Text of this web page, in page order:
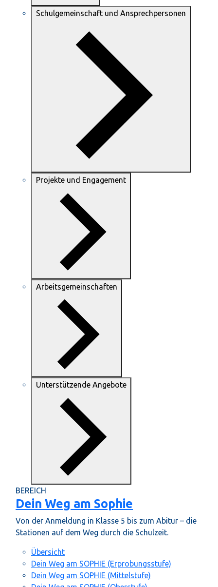
Schulgemeinschaft und Ansprechpersonen
Projekte und Engagement
Arbeitsgemeinschaften
Unterstützende Angebote
BEREICH
Dein Weg am Sophie
Von der Anmeldung in Klasse 5 bis zum Abitur – die
Stationen auf dem Weg durch die Schulzeit.
Übersicht
Dein Weg am SOPHIE (Erprobungsstufe)
Dein Weg am SOPHIE (Mittelstufe)